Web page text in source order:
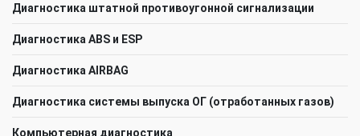
Диагностика штатной противоугонной сигнализации
Диагностика ABS и ESP
Диагностика AIRBAG
Диагностика системы выпуска ОГ (отработанных газов)
Компьютерная диагностика